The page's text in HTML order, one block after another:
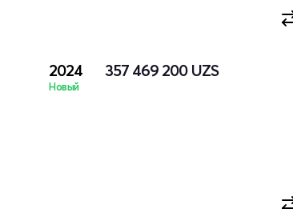
2024
Новый
357 469 200 UZS